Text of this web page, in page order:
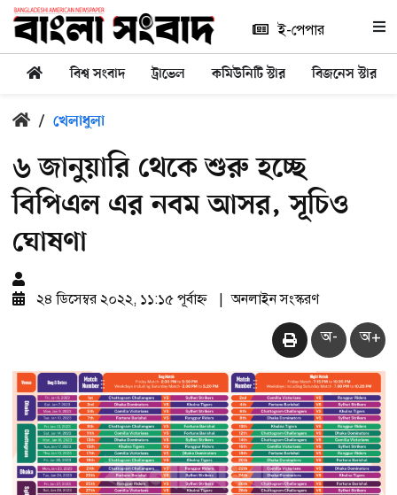
ই-পেপার
বিশ্ব সংবাদ ট্রাভেল কমিউনিটি স্টার বিজনেস স্টার
/ খেলাধুলা
৬ জানুয়ারি থেকে শুরু হচ্ছে
বিপিএল এর নবম আসর, সূচিও
ঘোষণা
২৪ ডিসেম্বর ২০২২, ১১:১৫ পূর্বাহ্ন অনলাইন সংস্করণ
অ- অ+